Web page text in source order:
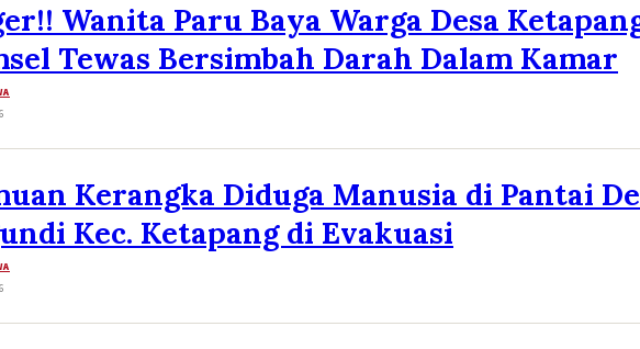
Wanita Paru Baya Warga Desa
Tewas Bersimbah Darah Dalam Kamar
Kerangka Diduga Manusia di Pantai
Kec. Ketapang di Evakuasi